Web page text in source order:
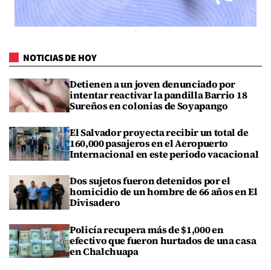
NOTICIAS DE HOY
Detienen a un joven denunciado por
intentar reactivar la pandilla Barrio 18
Sureños en colonias de Soyapango
El Salvador proyecta recibir un total de
160,000 pasajeros en el Aeropuerto
Internacional en este periodo vacacional
Dos sujetos fueron detenidos por el
homicidio de un hombre de 66 años en El
Divisadero
Policía recupera más de $1,000 en
efectivo que fueron hurtados de una casa
en Chalchuapa